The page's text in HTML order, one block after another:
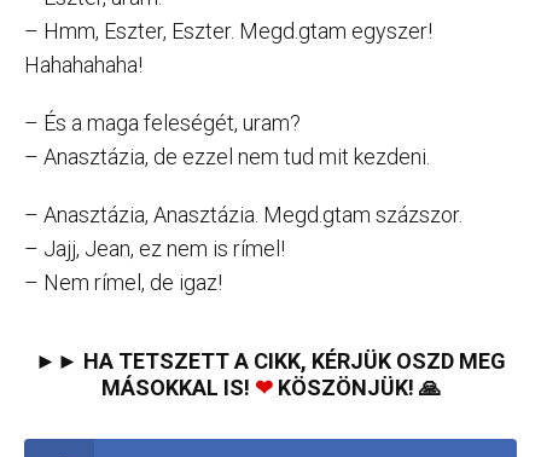
– Hmm, Eszter, Eszter. Megd.gtam egyszer!
Hahahahaha!
– És a maga feleségét, uram?
– Anasztázia, de ezzel nem tud mit kezdeni.
– Anasztázia, Anasztázia. Megd.gtam százszor.
– Jajj, Jean, ez nem is rímel!
– Nem rímel, de igaz!
►► HA TETSZETT A CIKK, KÉRJÜK OSZD MEG
MÁSOKKAL IS! ❤KÖSZÖNJÜK! 🙏